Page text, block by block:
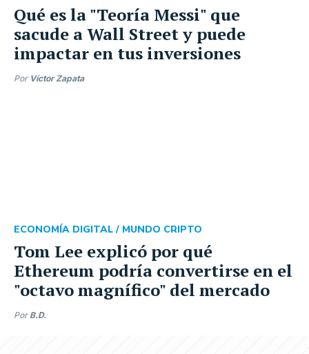
Qué es la "Teoría Messi" que
sacude a Wall Street y puede
impactar en tus inversiones
Por Víctor Zapata
Tom Lee explicó por qué
Ethereum podría convertirse en el
"octavo magnífico" del mercado
ECONOMÍA DIGITAL / MUNDO CRIPTO
Por B.D.